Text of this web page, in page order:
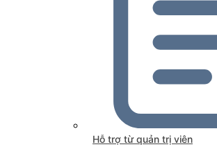
Hỗ trợ từ quản trị viên